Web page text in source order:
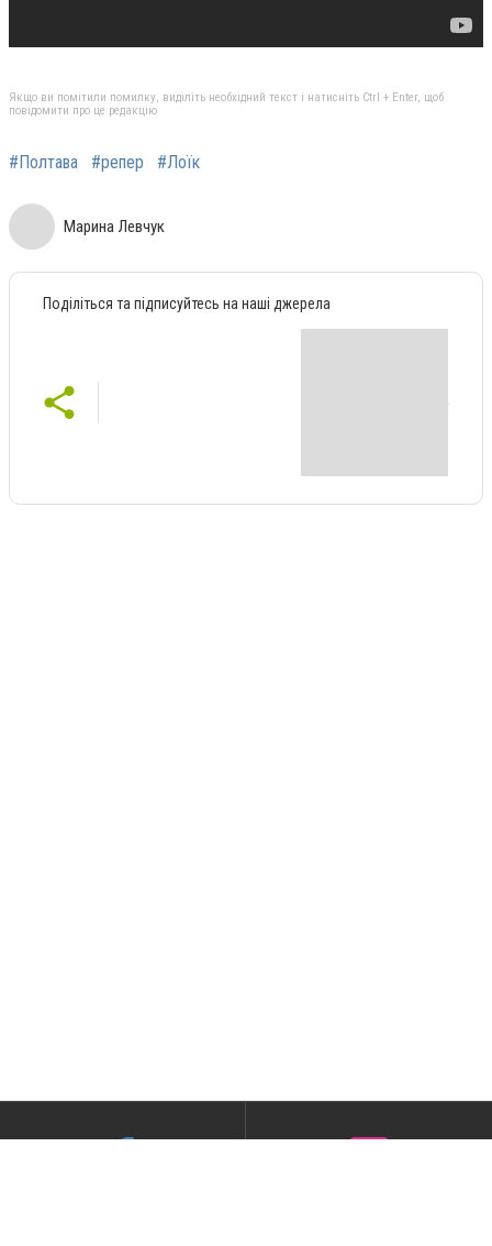
Якщо ви помітили помилку, виділіть необхідний текст і натисніть Ctrl + Enter, щоб
повідомити про це редакцію
#Полтава #репер #Лоїк
Марина Левчук
Поділіться та підписуйтесь на наші джерела